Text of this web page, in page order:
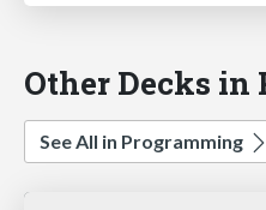
Other Decks in
See All in Programming